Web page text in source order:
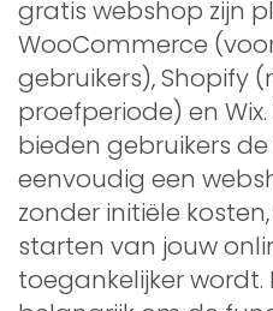
gratis webshop zijn
WooCommerce
gebruikers), Shopify
proefperiode) en
bieden gebruikers
eenvoudig een
zonder initiële
starten van jouw
toegankelijker wordt.